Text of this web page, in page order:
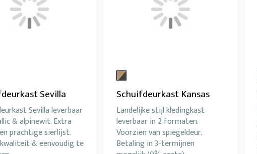
Sevilla
Sevilla leverbaar
& alpinewit. Extra
prachtige sierlijst.
& eenvoudig te
Schuifdeurkast Kansas
Landelijke stijl kledingkast
leverbaar in 2 formaten.
Voorzien van spiegeldeur.
Betaling in 3-termijnen